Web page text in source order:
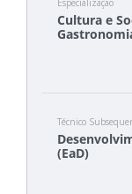
Cultura e
Técnico
(EaD)